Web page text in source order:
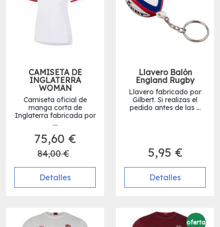
CAMISETA DE
INGLATERRA
WOMAN
Camiseta oficial de
manga corta de
Inglaterra fabricada por
...
75,60 €
84,00 €
Detalles
Llavero Balón
England Rugby
Llavero fabricado por
Gilbert. Si realizas el
pedido antes de las ...
5,95 €
Detalles
oferta